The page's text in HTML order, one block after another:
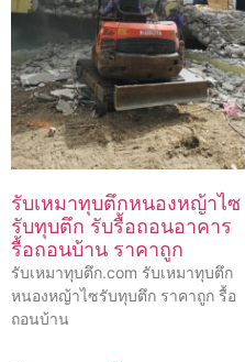
รับเหมาทุบตึกหนองหญ้าไซ
รับทุบตึก รับรื้อถอนอาคาร
รื้อถอนบ้าน ราคาถูก
รับเหมาทุบตึก.com รับเหมาทุบตึก
หนองหญ้าไซรับทุบตึก ราคาถูก รื้อ
ถอนบ้าน